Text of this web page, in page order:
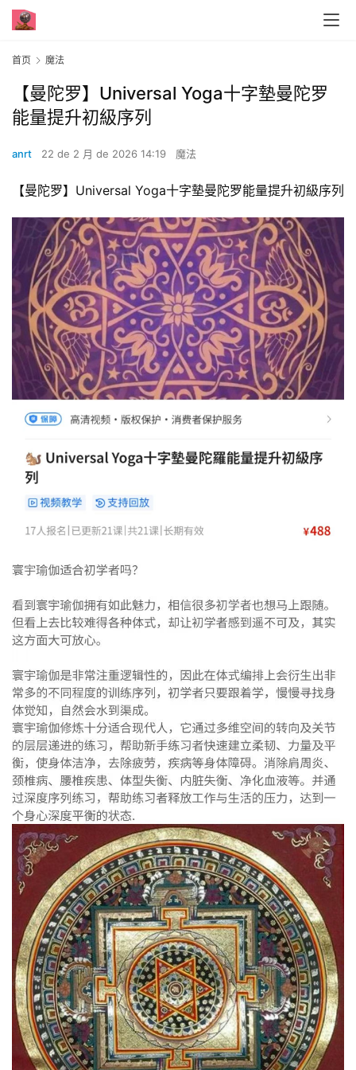
首页 魔法
【曼陀罗】Universal Yoga十字墊曼陀罗
能量提升初級序列
anrt 22 de 2 月 de 2026 14:19 魔法
【曼陀罗】Universal Yoga十字墊曼陀罗能量提升初級序列